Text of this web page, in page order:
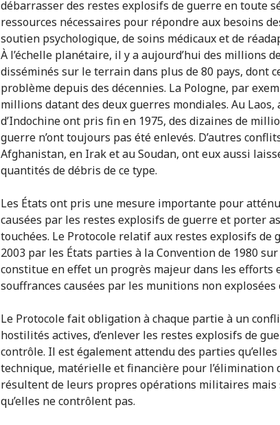
débarrasser des restes explosifs de guerre en toute
ressources nécessaires pour répondre aux besoins
soutien psychologique, de soins médicaux et de
À l’échelle planétaire, il y a aujourd’hui des millions
disséminés sur le terrain dans plus de 80 pays, dont
problème depuis des décennies. La Pologne, par
millions datant des deux guerres mondiales. Au Laos,
d’Indochine ont pris fin en 1975, des dizaines de
guerre n’ont toujours pas été enlevés. D’autres
Afghanistan, en Irak et au Soudan, ont eux aussi
quantités de débris de ce type.
Les États ont pris une mesure importante pour
causées par les restes explosifs de guerre et porter
touchées. Le Protocole relatif aux restes explosifs de
2003 par les États parties à la Convention de 1980
constitue en effet un progrès majeur dans les
souffrances causées par les munitions non explosées
Le Protocole fait obligation à chaque partie à un
hostilités actives, d’enlever les restes explosifs de
contrôle. Il est également attendu des parties
technique, matérielle et financière pour l’élimination
résultent de leurs propres opérations militaires
qu’elles ne contrôlent pas.